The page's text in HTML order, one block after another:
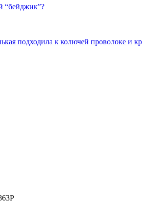
“бейджик”?
подходила к колючей проволоке и